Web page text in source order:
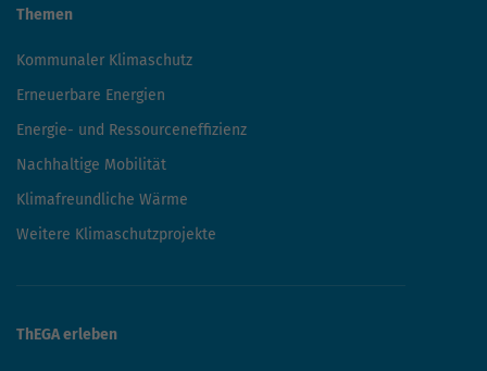
Themen
Kommunaler Klimaschutz
Erneuerbare Energien
Energie- und Ressourceneffizienz
Nachhaltige Mobilität
Klimafreundliche Wärme
Weitere Klimaschutzprojekte
ThEGA erleben